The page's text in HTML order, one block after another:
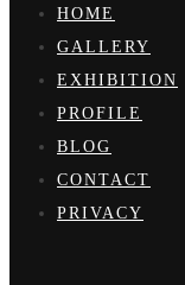
HOME
GALLERY
EXHIBITION
PROFILE
BLOG
CONTACT
PRIVACY